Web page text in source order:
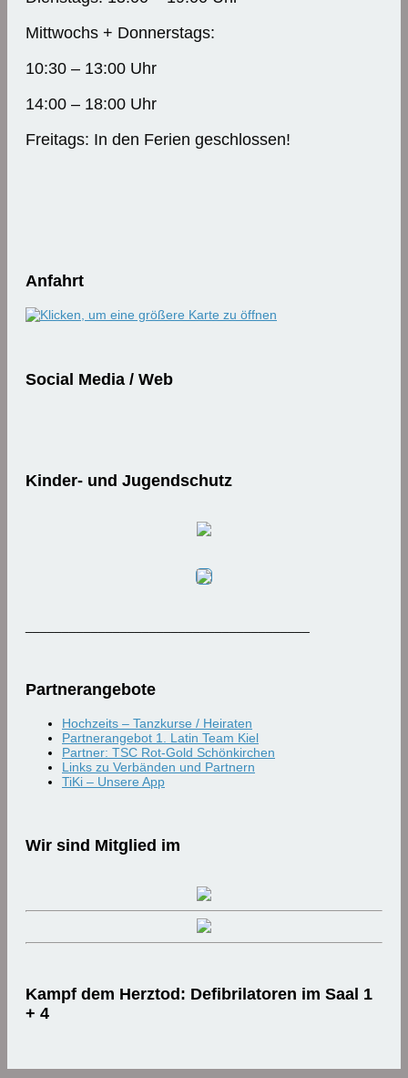
Mittwochs + Donnerstags:
10:30 – 13:00 Uhr
14:00 – 18:00 Uhr
Freitags: In den Ferien geschlossen!
Anfahrt
Social Media / Web
Kinder- und Jugendschutz
Partnerangebote
Hochzeits – Tanzkurse / Heiraten
Partnerangebot 1. Latin Team Kiel
Partner: TSC Rot-Gold Schönkirchen
Links zu Verbänden und Partnern
TiKi – Unsere App
Wir sind Mitglied im
Kampf dem Herztod: Defibrilatoren im Saal 1
+ 4